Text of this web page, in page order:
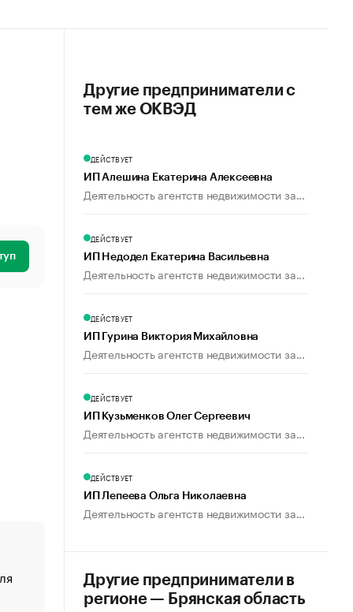
«От спорта тело стареет иначе». Как живет глава
создавшей GTA
Другие предприниматели с
тем же ОКВЭД
ДЕЙСТВУЕТ
ИП Алешина Екатерина Алексеевна
Деятельность агентств недвижимости за...
ДЕЙСТВУЕТ
ИП Недодел Екатерина Васильевна
Деятельность агентств недвижимости за...
ДЕЙСТВУЕТ
ИП Гурина Виктория Михайловна
Деятельность агентств недвижимости за...
ДЕЙСТВУЕТ
ИП Кузьменков Олег Сергеевич
Деятельность агентств недвижимости за...
ДЕЙСТВУЕТ
ИП Лепеева Ольга Николаевна
Деятельность агентств недвижимости за...
Другие предприниматели в
регионе — Брянская область